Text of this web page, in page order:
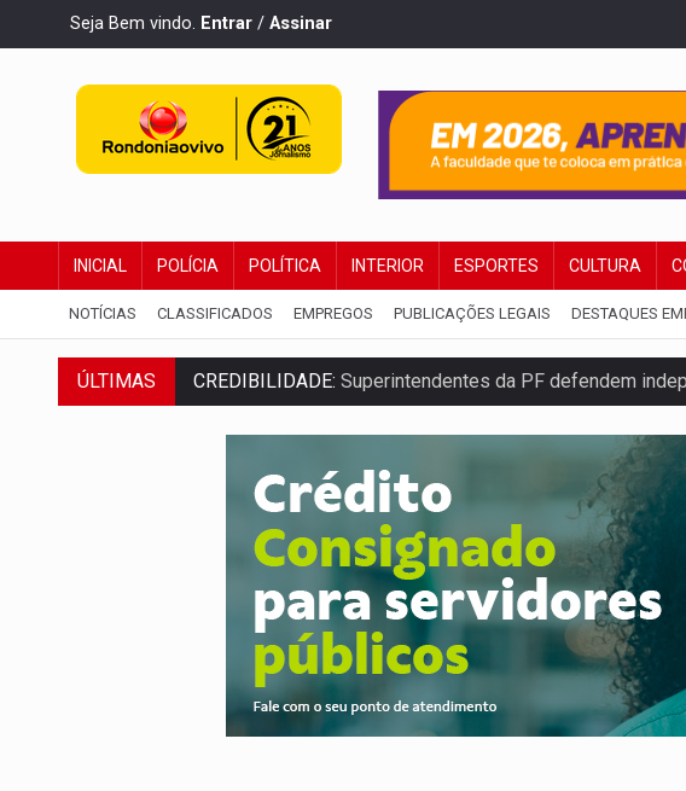
Seja Bem vindo. Entrar / Assinar
INICIAL POLÍCIA POLÍTICA INTERIOR ESPORTES CULTURA
NOTÍCIAS CLASSIFICADOS EMPREGOS PUBLICAÇÕES LEGAIS DESTAQUES
ÚLTIMAS CREDIBILIDADE: Superintendentes da PF defendem
ALIANÇA PODEROSA:Chapa vitaminada pode alcançar
SÃO PAULO:PM abre concurso público com 2.000 vagas
CINEAMAZÔNIA: Filmes rondonienses provocam
Publicação Legal:AVISO DE LICITAÇÃO: PREGÃO
RUA DAS PENHAS:MPRO promove intervenção artística
PEDIDO DE PROVIDÊNCIA:Erosão ameaça acesso a
ELEIÇÕES 2026:Policial candidato a deputado federal do